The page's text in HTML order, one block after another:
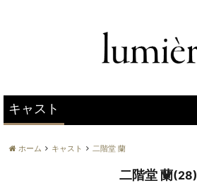
キャスト
ホーム キャスト 二階堂 蘭
二階堂 蘭(28)